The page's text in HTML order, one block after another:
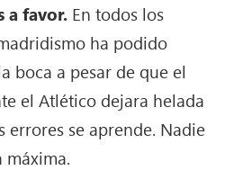
a favor. En todos los
ha podido
boca a pesar de que el
el Atlético dejara helada
errores se aprende. Nadie
máxima.